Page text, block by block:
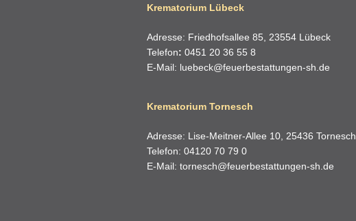
Krematorium Lübeck
Adresse: Friedhofsallee 85, 23554 Lübeck
Telefon: 0451 20 36 55 8
E-Mail: luebeck@feuerbestattungen-sh.de
Krematorium Tornesch
Adresse: Lise-Meitner-Allee 10, 25436 Tornesch
Telefon: 04120 70 79 0
E-Mail: tornesch@feuerbestattungen-sh.de